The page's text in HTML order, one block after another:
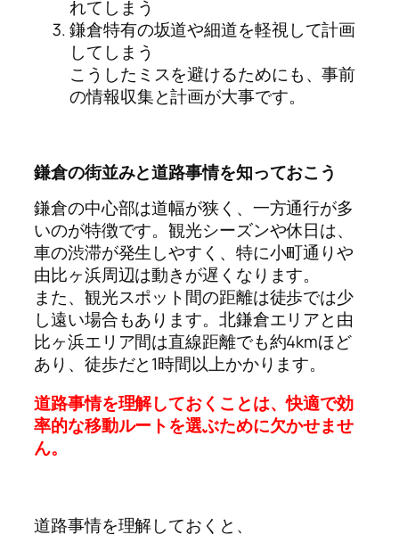
れてしまう
鎌倉特有の坂道や細道を軽視して計画
してしまう
こうしたミスを避けるためにも、事前
の情報収集と計画が大事です。
鎌倉の街並みと道路事情を知っておこう
鎌倉の中心部は道幅が狭く、一方通行が多
いのが特徴です。観光シーズンや休日は、
車の渋滞が発生しやすく、特に小町通りや
由比ヶ浜周辺は動きが遅くなります。
また、観光スポット間の距離は徒歩では少
し遠い場合もあります。北鎌倉エリアと由
比ヶ浜エリア間は直線距離でも約4kmほど
あり、徒歩だと1時間以上かかります。
道路事情を理解しておくことは、快適で効
率的な移動ルートを選ぶために欠かせませ
ん。
道路事情を理解しておくと、